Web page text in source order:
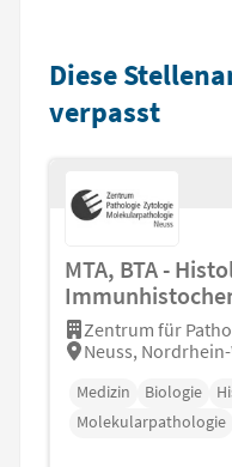
Diese
verpasst
MTA, BTA -
Zentrum für
Neuss,
Medizin Biologie
Molekularpathologie